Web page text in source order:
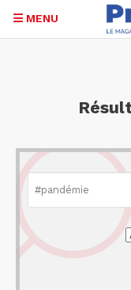
MENU